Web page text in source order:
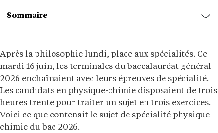
Après la philosophie lundi, place aux spécialités. Ce
mardi 16 juin, les terminales du baccalauréat général
2026 enchaînaient avec leurs épreuves de spécialité.
Les candidats en physique-chimie disposaient de trois
heures trente pour traiter un sujet en trois exercices.
Voici ce que contenait le sujet de spécialité physique-
chimie du bac 2026.
Sommaire